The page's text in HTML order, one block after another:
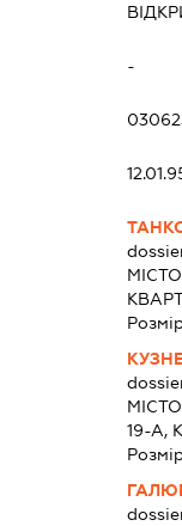
-
19-А,